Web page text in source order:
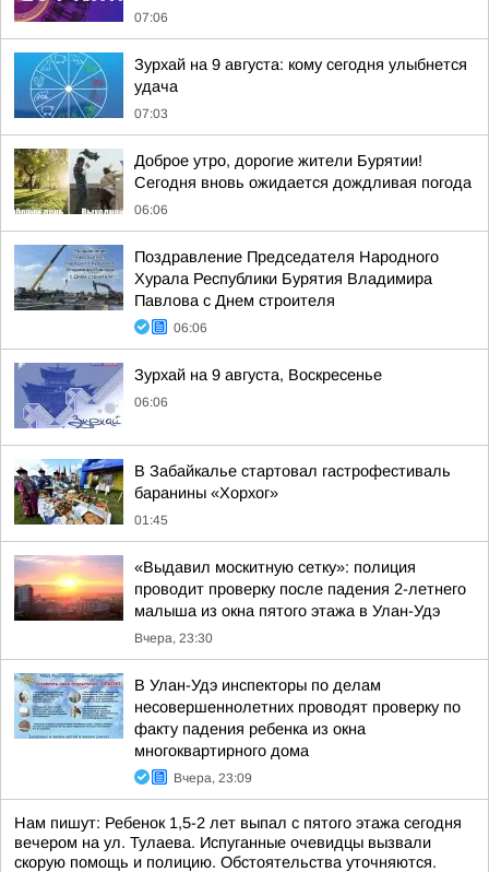
07:06
Зурхай на 9 августа: кому сегодня улыбнется
удача
07:03
Доброе утро, дорогие жители Бурятии!
Сегодня вновь ожидается дождливая погода
06:06
Поздравление Председателя Народного
Хурала Республики Бурятия Владимира
Павлова с Днем строителя
06:06
Зурхай на 9 августа, Воскресенье
06:06
В Забайкалье стартовал гастрофестиваль
баранины «Хорхог»
01:45
«Выдавил москитную сетку»: полиция
проводит проверку после падения 2-летнего
малыша из окна пятого этажа в Улан-Удэ
Вчера, 23:30
В Улан-Удэ инспекторы по делам
несовершеннолетних проводят проверку по
факту падения ребенка из окна
многоквартирного дома
Вчера, 23:09
Нам пишут: Ребенок 1,5-2 лет выпал с пятого этажа сегодня
вечером на ул. Тулаева. Испуганные очевидцы вызвали
скорую помощь и полицию. Обстоятельства уточняются.